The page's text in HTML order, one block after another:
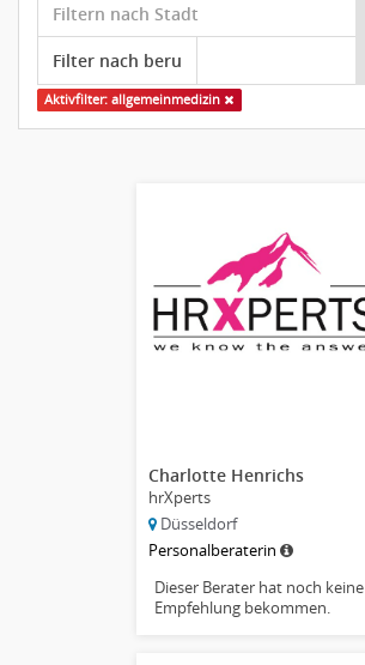
Aktivfilter: allgemeinmedizin
Charlotte Henrichs
hrXperts
Düsseldorf
Personalberaterin
Dieser Berater hat noch keine
Empfehlung bekommen.